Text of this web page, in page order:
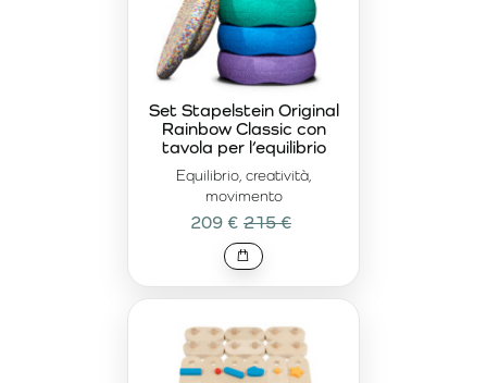
Equilibrio, creatività,
movimento
Set Stapelstein Original
Rainbow Classic con
tavola per l’equilibrio
209 € 215 €